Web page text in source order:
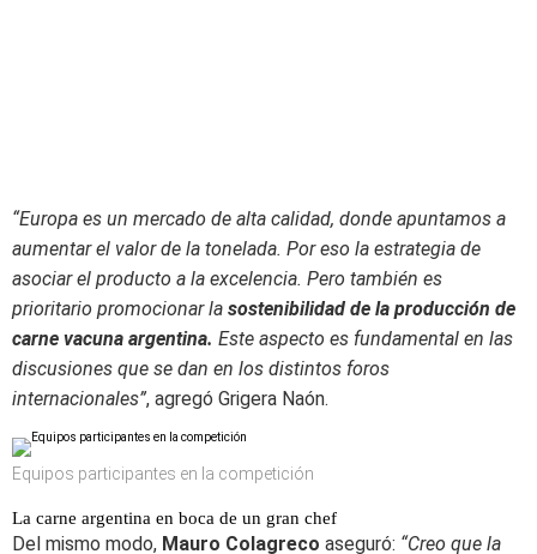
“Europa es un mercado de alta calidad, donde apuntamos a
aumentar el valor de la tonelada. Por eso la estrategia de
asociar el producto a la excelencia. Pero también es
prioritario promocionar la sostenibilidad de la producción de
carne vacuna argentina. Este aspecto es fundamental en las
discusiones que se dan en los distintos foros
internacionales”, agregó Grigera Naón.
Equipos participantes en la competición
La carne argentina en boca de un gran chef
Del mismo modo, Mauro Colagreco aseguró: “Creo que la